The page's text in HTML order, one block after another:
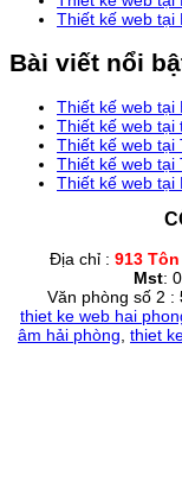
Thiết kế web tại
Bài viết nổi
Thiết kế web tại
Thiết kế web tại
Thiết kế web tại
Thiết kế web tại
Thiết kế web tại
Địa chỉ : 913
Mst:
Văn phòng số 2 :
thiet ke web hai
âm hải phòng, thiet